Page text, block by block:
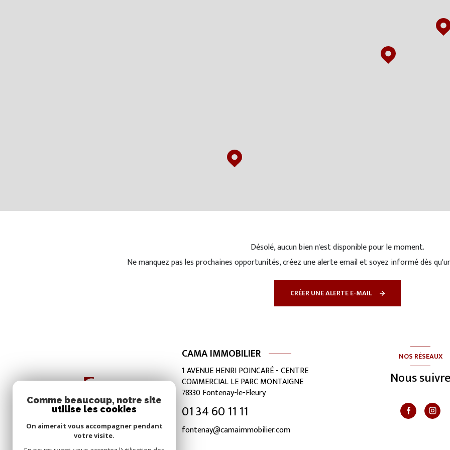
Désolé, aucun bien n'est disponible pour le moment.
Ne manquez pas les prochaines opportunités, créez une alerte email et soyez informé dès
CRÉER UNE ALERTE E-MAIL
CAMA IMMOBILIER
1 AVENUE HENRI POINCARÉ - CENTRE
COMMERCIAL LE PARC MONTAIGNE
78330Fontenay-le-Fleury
01 34 60 11 11
fontenay@camaimmobilier.com
NOS RÉSEAUX
Nous suivre
Comme beaucoup, notre site
utilise les cookies
On aimerait vous accompagner pendant
votre visite.